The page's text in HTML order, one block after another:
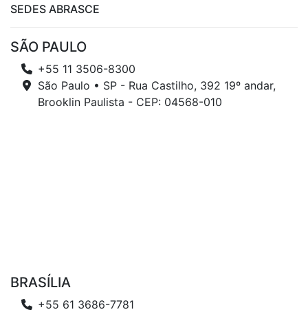
SEDES ABRASCE
SÃO PAULO
+55 11 3506-8300
São Paulo • SP - Rua Castilho, 392 19º andar,
Brooklin Paulista - CEP: 04568-010
BRASÍLIA
+55 61 3686-7781